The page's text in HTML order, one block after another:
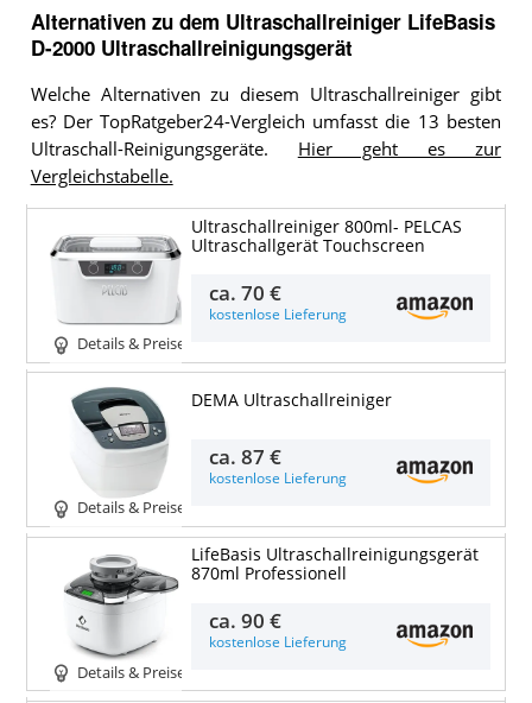
Alternativen zu dem Ultraschallreiniger LifeBasis
D-2000 Ultraschallreinigungsgerät
Welche Alternativen zu diesem Ultraschallreiniger gibt
es? Der TopRatgeber24-Vergleich umfasst die 13 besten
Ultraschall-Reinigungsgeräte. Hier geht es zur
Vergleichstabelle.
Details & Preise
Ultraschallreiniger 800ml- PELCAS
Ultraschallgerät Touchscreen
ca.70 €
kostenlose Lieferung
Details & Preise
DEMA Ultraschallreiniger
ca.87 €
kostenlose Lieferung
Details & Preise
LifeBasis Ultraschallreinigungsgerät
870ml Professionell
ca.90 €
kostenlose Lieferung